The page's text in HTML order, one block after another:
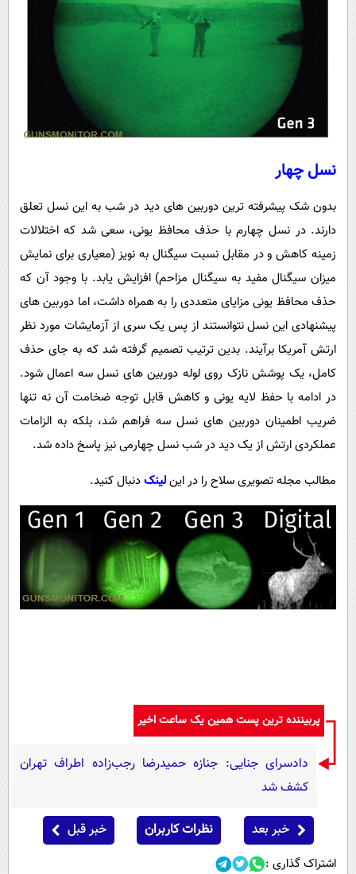
نسل چهار
بدون شک پیشرفته ترین دوربین های دید در شب به این نسل تعلق
دارند. در نسل چهارم با حذف محافظ یونی، سعی شد که اختلالات
زمینه کاهش و در مقابل نسبت سیگنال به نویز (معیاری برای نمایش
میزان سیگنال مفید به سیگنال مزاحم) افزایش یابد. با وجود آن که
حذف محافظ یونی مزایای متعددی را به همراه داشت، اما دوربین های
پیشنهادی این نسل نتوانستند از پس یک سری از آزمایشات مورد نظر
ارتش آمریکا برآیند. بدین ترتیب تصمیم گرفته شد که به جای حذف
کامل، یک پوشش نازک روی لوله دوربین های نسل سه اعمال شود.
در ادامه با حفظ لایه یونی و کاهش قابل توجه ضخامت آن نه تنها
ضریب اطمینان دوربین های نسل سه فراهم شد، بلکه به الزامات
عملکردی ارتش از یک دید در شب نسل چهارمی نیز پاسخ داده شد.
مطالب مجله تصویری سلاح را در اینلینکدنبال کنید.
پربیننده ترین پست همین یک ساعت اخیر
دادسرای جنایی: جنازه حمیدرضا رجب‌زاده اطراف تهران
کشف شد
خبر بعد نظرات کاربران خبر قبل
اشتراک گذاری :